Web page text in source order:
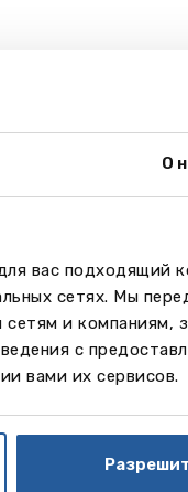
О
вас подходящий
сетях. Мы
сетям и компаниям,
с
вами их сервисов.